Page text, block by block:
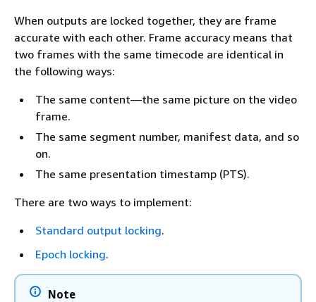
When outputs are locked together, they are frame
accurate with each other. Frame accuracy means that
two frames with the same timecode are identical in
the following ways:
The same content—the same picture on the video
frame.
The same segment number, manifest data, and so
on.
The same presentation timestamp (PTS).
There are two ways to implement:
Standard output locking.
Epoch locking.
Note